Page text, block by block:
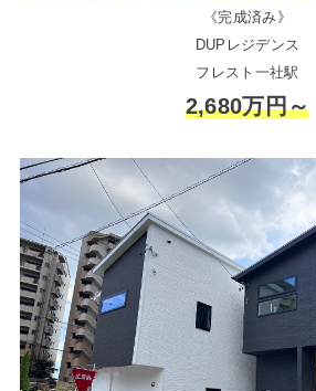
《完成済み》
DUPレジデンス
フレスト一社駅
2,680万円～